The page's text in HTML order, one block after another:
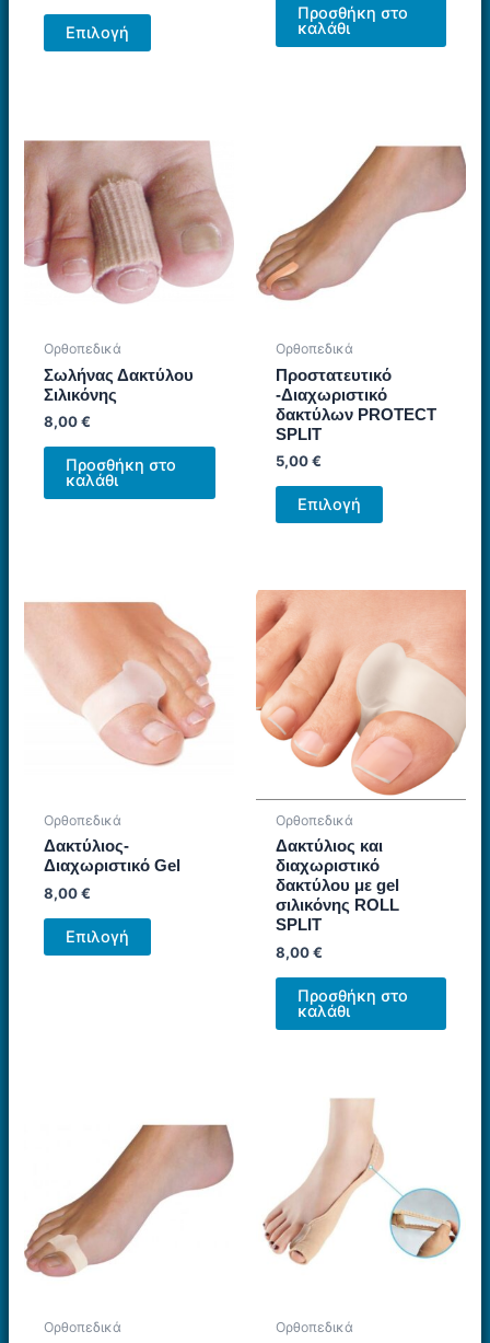
Επιλογή
Αυτό
το
παραλλαγές.
Οι
επιλογές
μπορούν
να
επιλεγούν
προϊόντος
Προσθήκη στο
καλάθι
Ορθοπεδικά
Σωλήνας Δακτύλου
Σιλικόνης
8,00€
Προσθήκη στο
καλάθι
Ορθοπεδικά
Προστατευτικό
-Διαχωριστικό
δακτύλων PROTECT
SPLIT
5,00€
Επιλογή
Αυτό
πολλαπλές
Οι
επιλογές
μπορούν
να
επιλεγούν
στη
σελίδα
προϊόντος
Ορθοπεδικά
Δακτύλιος-
Διαχωριστικό Gel
8,00€
Επιλογή
Αυτό
μπορούν
επιλεγούν
στη
Ορθοπεδικά
Δακτύλιος και
διαχωριστικό
δακτύλου με gel
σιλικόνης ROLL
SPLIT
8,00€
Προσθήκη στο
καλάθι
Ορθοπεδικά Ορθοπεδικά